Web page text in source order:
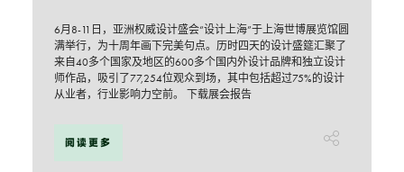
6月8-11日，亚洲权威设计盛会“设计上海”于上海世博展览馆圆
满举行，为十周年画下完美句点。历时四天的设计盛筵汇聚了
来自40多个国家及地区的600多个国内外设计品牌和独立设计
师作品，吸引了77,254位观众到场，其中包括超过75%的设计
从业者，行业影响力空前。 下载展会报告
阅读更多